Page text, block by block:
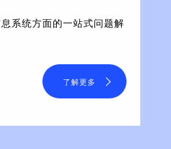
系统方面的一站式问题解
了解更多